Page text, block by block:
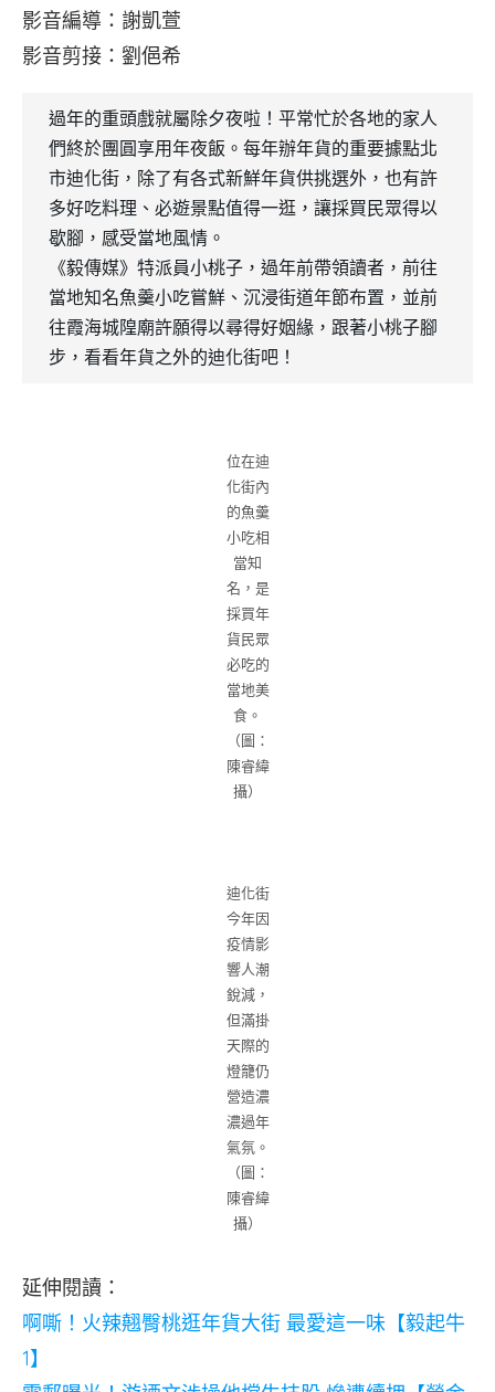
影音編導：謝凱萱
影音剪接：劉俋希
過年的重頭戲就屬除夕夜啦！平常忙於各地的家人
們終於團圓享用年夜飯。每年辦年貨的重要據點北
市迪化街，除了有各式新鮮年貨供挑選外，也有許
多好吃料理、必遊景點值得一逛，讓採買民眾得以
歇腳，感受當地風情。
《毅傳媒》特派員小桃子，過年前帶領讀者，前往
當地知名魚羹小吃嘗鮮、沉浸街道年節布置，並前
往霞海城隍廟許願得以尋得好姻緣，跟著小桃子腳
步，看看年貨之外的迪化街吧！
位在迪
化街內
的魚羹
小吃相
當知
名，是
採買年
貨民眾
必吃的
當地美
食。
（圖：
陳睿緯
攝）
迪化街
今年因
疫情影
響人潮
銳減，
但滿掛
天際的
燈籠仍
營造濃
濃過年
氣氛。
（圖：
陳睿緯
攝）
延伸閱讀：
啊嘶！火辣翹臀桃逛年貨大街 最愛這一味【毅起牛
1】